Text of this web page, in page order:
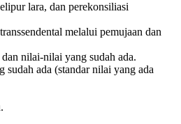
lara, dan perekonsiliasi
melalui pemujaan dan
nilai-nilai yang sudah ada.
sudah ada (standar nilai yang ada